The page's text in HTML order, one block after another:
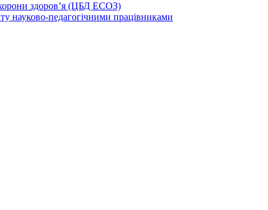
здоров’я (ЦБД ЕСОЗ)
науково-педагогічними працівниками